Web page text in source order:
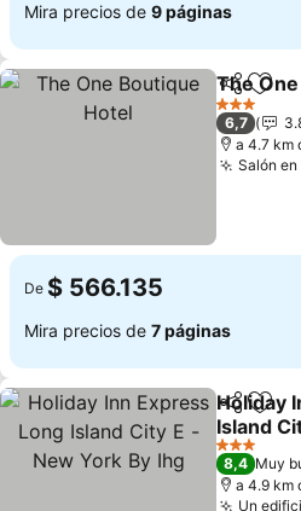
Mira precios de 9 páginas
Compartir
The
3 Estrellas
6,7
a 4.7 km
Salón
De $ 566.135
Mira precios de 7 páginas
Compartir
Holiday
Island
By Ihg
Ver
3 Estrellas
8,4 Muy
a 4.9 km
Un